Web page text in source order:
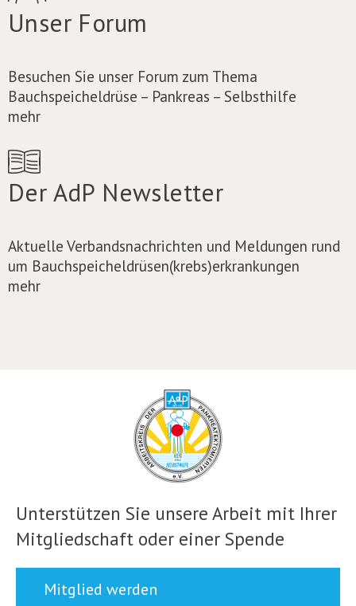
Unser Forum
Besuchen Sie unser Forum zum Thema
Bauchspeicheldrüse – Pankreas – Selbsthilfe
mehr
Der AdP Newsletter
Aktuelle Verbandsnachrichten und Meldungen rund
um Bauchspeicheldrüsen(krebs)erkrankungen
mehr
Unterstützen Sie unsere Arbeit mit Ihrer
Mitgliedschaft oder einer Spende
Mitglied werden